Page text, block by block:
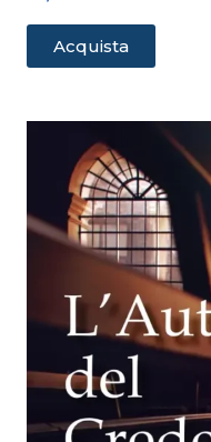
Acquista